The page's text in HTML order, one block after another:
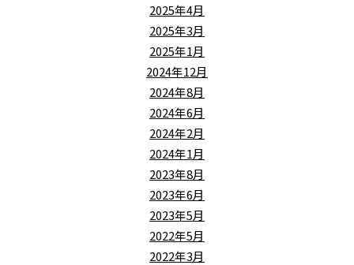
2025年4月
2025年3月
2025年1月
2024年12月
2024年8月
2024年6月
2024年2月
2024年1月
2023年8月
2023年6月
2023年5月
2022年5月
2022年3月